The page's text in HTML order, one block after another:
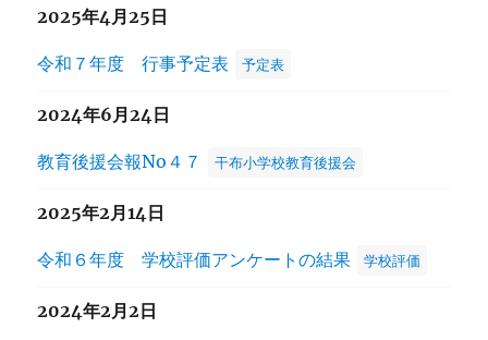
2025年4月25日
令和７年度 行事予定表 予定表
2024年6月24日
教育後援会報No４７ 干布小学校教育後援会
2025年2月14日
令和６年度 学校評価アンケートの結果 学校評価
2024年2月2日